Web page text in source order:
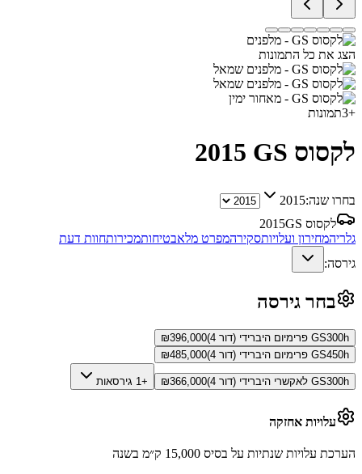
הצג את כל התמונות
+
3תמונות
לקסוס GS 2015
בחרו שנה:2015
לקסוס GS
2015
גלריהמחירון ועלויותסקירהמפרט מלאבטיחותמכירותחוות דעת
גירסה:
בחר גירסה
GS300h פרימיום היברידי (דור 4) ₪396,000
GS450h פרימיום היברידי (דור 4)
₪485,000
GS300h לאקשרי היברידי (דור 4) ₪366,000 +1 גירסאות
עלויות אחזקה
הערכת עלויות שנתיות על בסיס 15,000 ק״מ בשנה